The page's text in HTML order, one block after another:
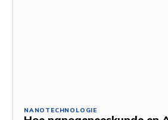
NANOTECHNOLOGIE